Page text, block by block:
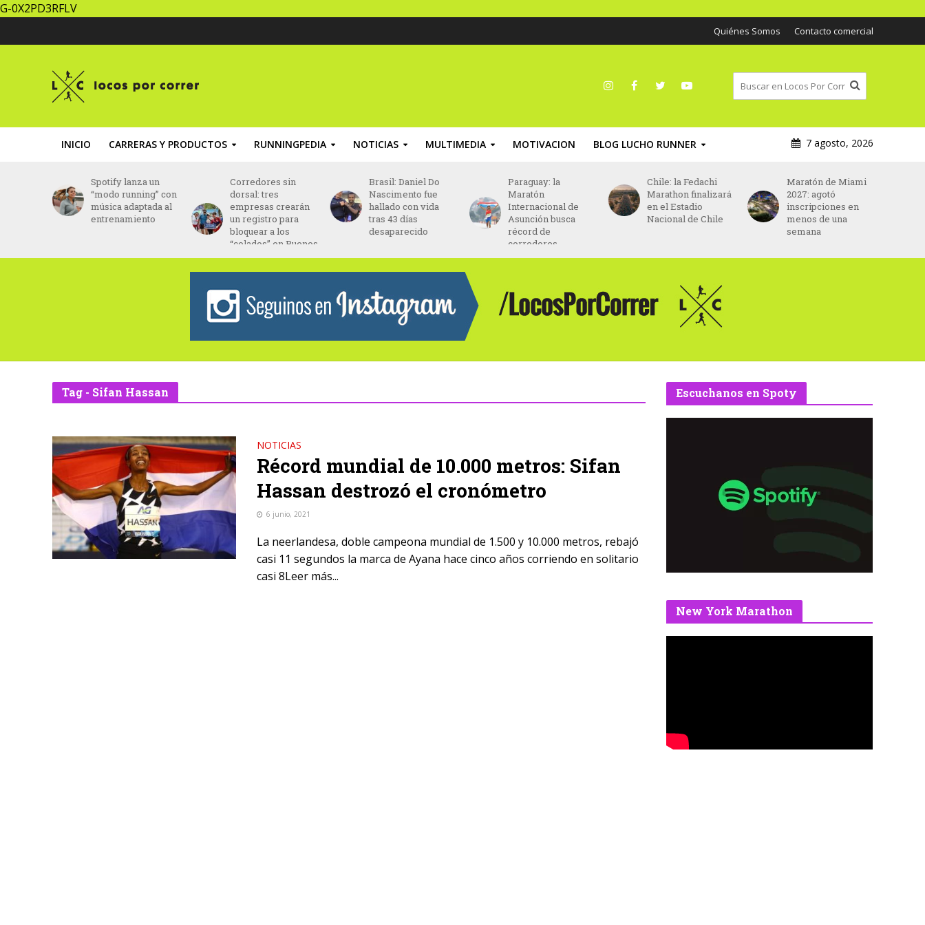
G-0X2PD3RFLV
Quiénes Somos Contacto comercial
INICIO CARRERAS Y PRODUCTOS RUNNINGPEDIA NOTICIAS MULTIMEDIA MOTIVACION BLOG LUCHO RUNNER 7 agosto, 2026
Spotify lanza un
“modo running” con
música adaptada al
entrenamiento
Corredores sin
dorsal: tres
empresas crearán
un registro para
bloquear a los
“colados” en Buenos
Aires
Brasil: Daniel Do
Nascimento fue
hallado con vida
tras 43 días
desaparecido
Paraguay: la
Maratón
Internacional de
Asunción busca
récord de
corredores
Chile: la Fedachi
Marathon finalizará
en el Estadio
Nacional de Chile
Maratón de Miami
2027: agotó
inscripciones en
menos de una
semana
Tag - Sifan Hassan
NOTICIAS
Récord mundial de 10.000 metros: Sifan
Hassan destrozó el cronómetro
6 junio, 2021
La neerlandesa, doble campeona mundial de 1.500 y 10.000 metros, rebajó
casi 11 segundos la marca de Ayana hace cinco años corriendo en solitario
casi 8Leer más...
Escuchanos en Spoty
New York Marathon